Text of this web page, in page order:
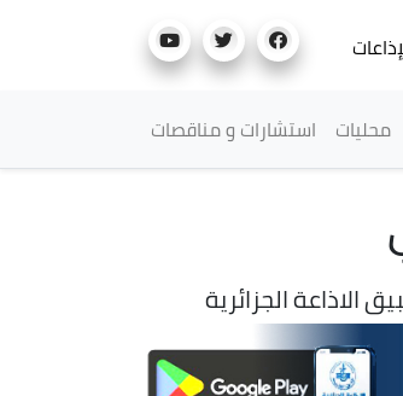
محليات استشارات و مناقصات
الاذاعة الجزائرية